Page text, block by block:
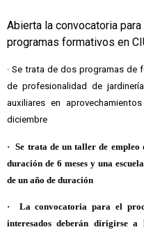
Abierta la convocatoria
programas formativos en
· Se trata de dos programas
de profesionalidad de
auxiliares en
diciembre
· Se trata de un taller de empleo
duración de 6 meses y una
de un año de duración
· La convocatoria para el
interesados deberán dirigirse